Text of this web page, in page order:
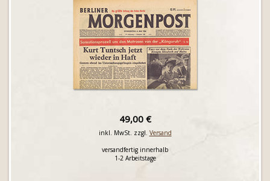
49,00 €
inkl. MwSt. zzgl. Versand
versandfertig innerhalb
1-2 Arbeitstage